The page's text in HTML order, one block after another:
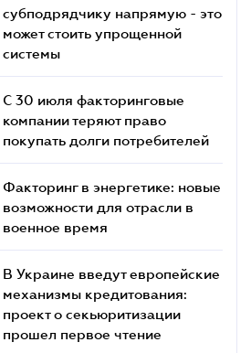
субподрядчику напрямую - это
может стоить упрощенной
системы
С 30 июля факторинговые
компании теряют право
покупать долги потребителей
Факторинг в энергетике: новые
возможности для отрасли в
военное время
В Украине введут европейские
механизмы кредитования:
проект о секьюритизации
прошел первое чтение